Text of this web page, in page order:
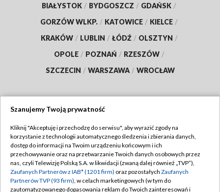
BIAŁYSTOK / BYDGOSZCZ / GDAŃSK /
GORZÓW WLKP. / KATOWICE / KIELCE /
KRAKÓW / LUBLIN / ŁÓDŹ / OLSZTYN /
OPOLE / POZNAŃ / RZESZÓW /
SZCZECIN / WARSZAWA / WROCŁAW
TVP
Abonament TVP
Emisja w TVP
Centrum informacji TVP
Regulamin TVP
Polityka prywatności
Moje zgody
Szanujemy Twoją prywatność
Kliknij "Akceptuję i przechodzę do serwisu", aby wyrazić zgody na
korzystanie z technologii automatycznego śledzenia i zbierania danych,
dostęp do informacji na Twoim urządzeniu końcowym i ich
przechowywanie oraz na przetwarzanie Twoich danych osobowych przez
nas, czyli Telewizję Polską S.A. w likwidacji (zwaną dalej również „TVP”),
Zaufanych Partnerów z IAB* (1201 firm) oraz pozostałych Zaufanych
Partnerów TVP (93 firm), w celach marketingowych (w tym do
zautomatyzowanego dopasowania reklam do Twoich zainteresowań i